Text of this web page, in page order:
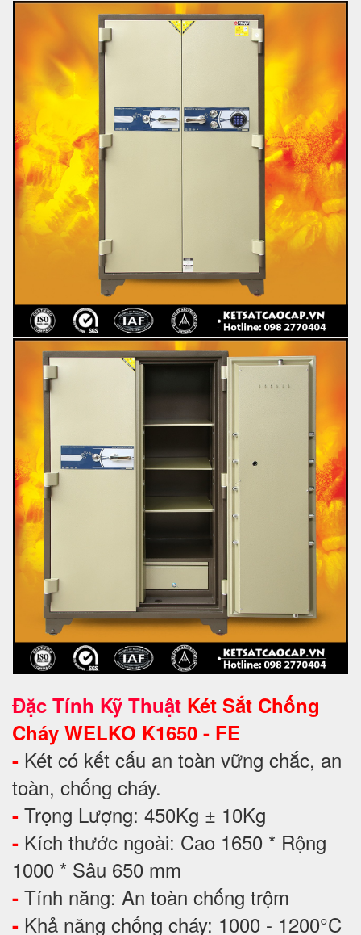
Đặc Tính Kỹ Thuật Két Sắt Chống
Cháy WELKO K1650 - FE
- Két có kết cấu an toàn vững chắc, an
toàn, chống cháy.
- Trọng Lượng: 450Kg ± 10Kg
- Kích thước ngoài: Cao 1650 * Rộng
1000 * Sâu 650 mm
- Tính năng: An toàn chống trộm
- Khả năng chống cháy: 1000 - 1200°C